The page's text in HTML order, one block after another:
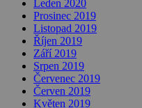
Leden 2020
Prosinec 2019
Listopad 2019
Říjen 2019
Září 2019
Srpen 2019
Červenec 2019
Červen 2019
Květen 2019